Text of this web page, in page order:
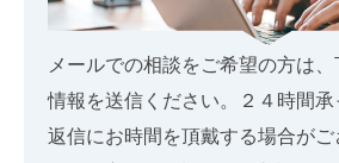
メールでの相談をご希望の方は
情報を送信ください。２４時間承
返信にお時間を頂戴する場合が